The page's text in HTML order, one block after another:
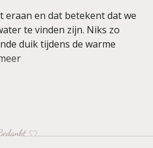
eraan en dat betekent dat we
te vinden zijn. Niks zo
duik tijdens de warme